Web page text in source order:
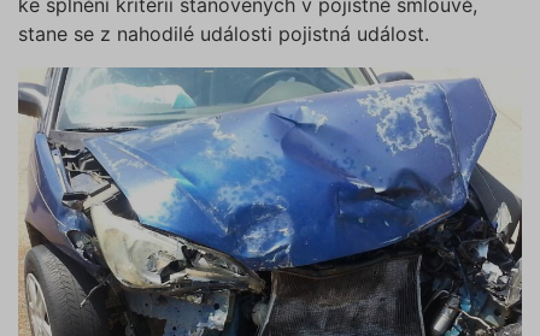
ke splnění kritérií stanovených v pojistné smlouvě,
stane se z nahodilé události pojistná událost.